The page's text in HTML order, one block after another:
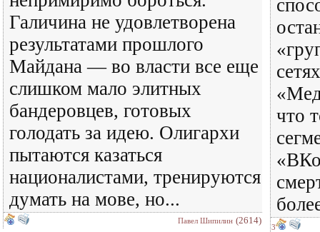
Галичина не удовлетворена
результатами прошлого
Майдана — во власти все еще
слишком мало элитных
бандеровцев, готовых
голодать за идею. Олигархи
пытаются казаться
националистами, тренируются
думать на мове, но...
Павел Шипилин (2614)
что
3